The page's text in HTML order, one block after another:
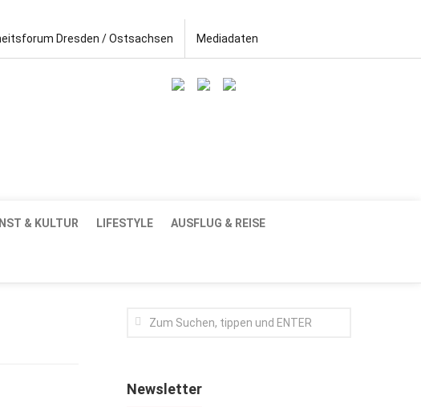
Dresden / Ostsachsen Mediadaten
& KULTUR LIFESTYLE AUSFLUG & REISE
Newsletter